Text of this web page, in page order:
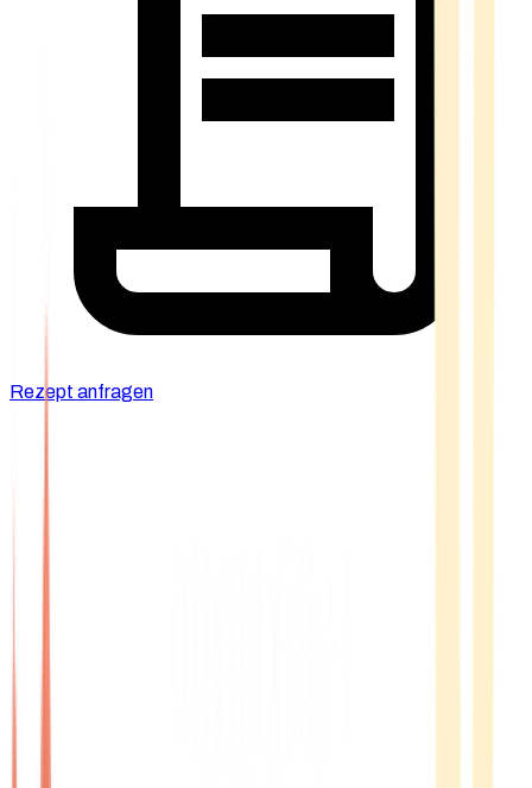
Rezept anfragen